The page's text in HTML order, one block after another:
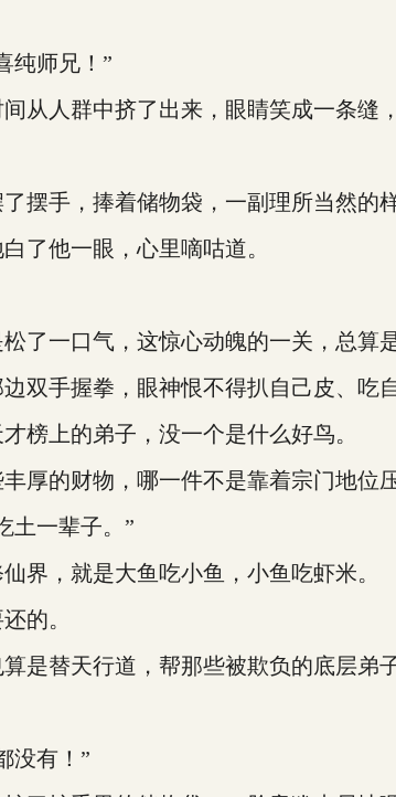
师兄！”
人群中挤了出来，眼睛笑成一条缝，
手，捧着储物袋，一副理所当然的样
他一眼，心里嘀咕道。
一口气，这惊心动魄的一关，总算是
手握拳，眼神恨不得扒自己皮、吃自
上的弟子，没一个是什么好鸟。
的财物，哪一件不是靠着宗门地位
一辈子。”
，就是大鱼吃小鱼，小鱼吃虾米。
的。
替天行道，帮那些被欺负的底层弟子
有！”